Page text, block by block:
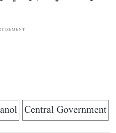
Central Government